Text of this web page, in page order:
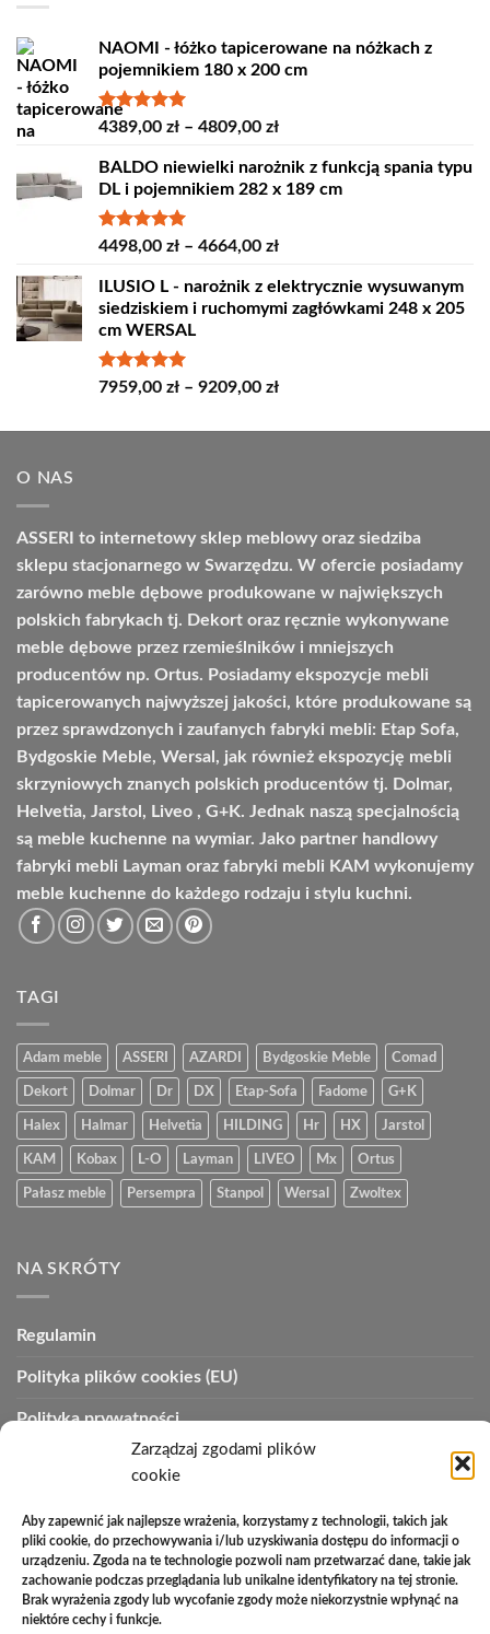
Zarządzaj zgodami plików
cookie
Aby zapewnić jak najlepsze wrażenia, korzystamy z technologii, takich jak
pliki cookie, do przechowywania i/lub uzyskiwania dostępu do informacji o
urządzeniu. Zgoda na te technologie pozwoli nam przetwarzać dane, takie jak
zachowanie podczas przeglądania lub unikalne identyfikatory na tej stronie.
Brak wyrażenia zgody lub wycofanie zgody może niekorzystnie wpłynąć na
niektóre cechy i funkcje.
NAOMI - łóżko tapicerowane na nóżkach z
pojemnikiem 180 x 200 cm
Oceniono
4389,00 zł – 4809,00 złZakres
od
4389,00 zł
4809,00 zł
BALDO niewielki narożnik z funkcją spania typu
DL i pojemnikiem 282 x 189 cm
Oceniono
4498,00 zł – 4664,00 złZakres
od
4498,00 zł
ILUSIO L - narożnik z elektrycznie wysuwanym
siedziskiem i ruchomymi zagłówkami 248 x 205
cm WERSAL
Oceniono
7959,00 zł – 9209,00 złZakres
od
O NAS
ASSERI to internetowy sklep meblowy oraz siedziba
sklepu stacjonarnego w Swarzędzu. W ofercie posiadamy
zarówno meble dębowe produkowane w największych
polskich fabrykach tj. Dekort oraz ręcznie wykonywane
meble dębowe przez rzemieślników i mniejszych
producentów np. Ortus. Posiadamy ekspozycje mebli
tapicerowanych najwyższej jakości, które produkowane są
przez sprawdzonych i zaufanych fabryki mebli: Etap Sofa,
Bydgoskie Meble, Wersal, jak również ekspozycję mebli
skrzyniowych znanych polskich producentów tj. Dolmar,
Helvetia, Jarstol, Liveo , G+K. Jednak naszą specjalnością
są meble kuchenne na wymiar. Jako partner handlowy
fabryki mebli Layman oraz fabryki mebli KAM wykonujemy
meble kuchenne do każdego rodzaju i stylu kuchni.
TAGI
Adam meble ASSERI AZARDI Bydgoskie Meble Comad
Dekort Dolmar Dr DX Etap-Sofa Fadome G+K
Halex Halmar Helvetia HILDING Hr HX Jarstol
KAM Kobax L-O Layman LIVEO Mx Ortus
Pałasz meble Persempra Stanpol Wersal Zwoltex
NA SKRÓTY
Regulamin
Polityka plików cookies (EU)
Polityka prywatności
Polityka zwrotów
Kontakt